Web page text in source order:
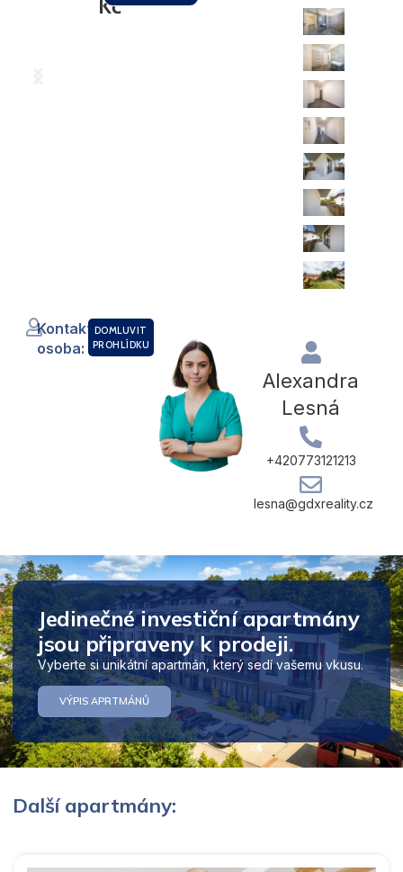
Kontaktní
osoba:
DOMLUVIT
PROHLÍDKU
Alexandra
Lesná
+420773121213
lesna@gdxreality.cz
Kč
Jedinečné investiční apartmány
jsou připraveny k prodeji.
Vyberte si unikátní apartmán, který sedí vašemu vkusu.
VÝPIS APRTMÁNŮ
Další apartmány: